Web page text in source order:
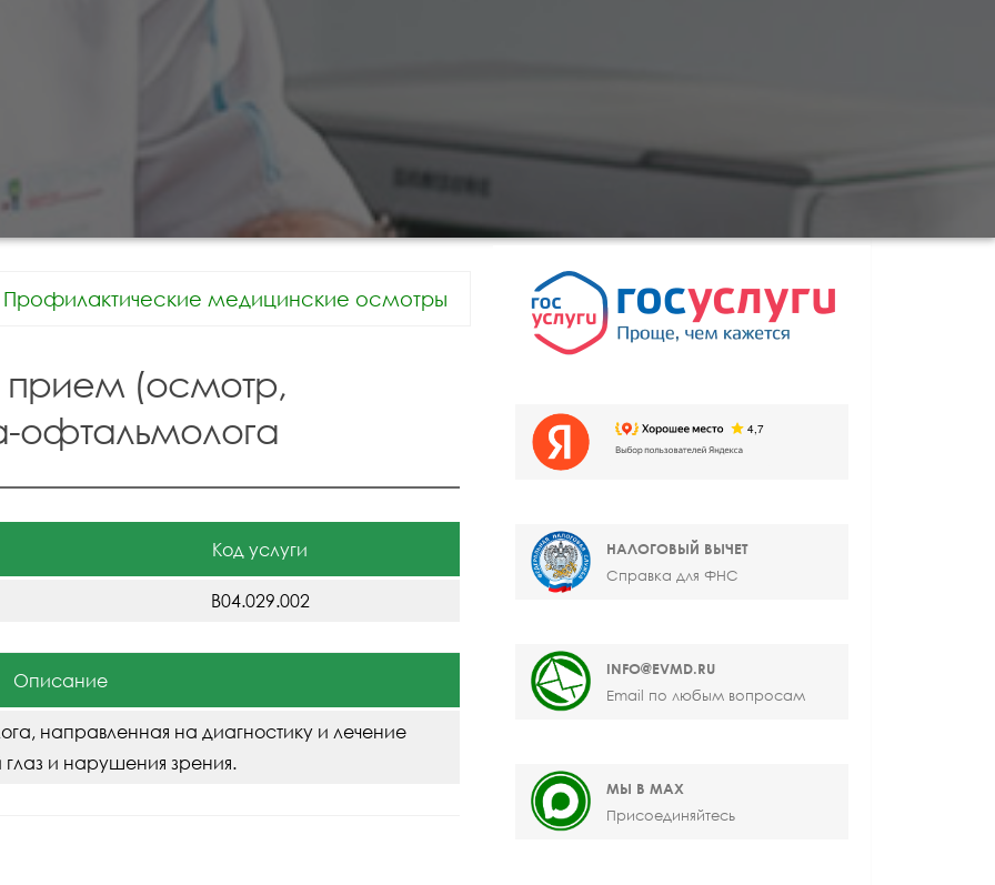
Профилактические медицинские осмотры
прием (осмотр,
офтальмолога
Код услуги
B04.029.002
Описание
направленная на диагностику и лечение
и нарушения зрения.
НАЛОГОВЫЙ ВЫЧЕТ
Справка для ФНС
INFO@EVMD.RU
Email по любым вопросам
МЫ В MAX
Присоединяйтесь